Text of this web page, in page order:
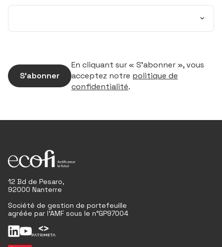
S’abonner
En cliquant sur « S’abonner », vous
acceptez notre politique de
confidentialité.
12 Bd de Pesaro,
92000 Nanterre
Société de gestion de portefeuille
agréée par l'AMF sous le n°GP97004